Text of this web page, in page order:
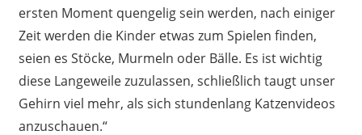
ersten Moment quengelig sein werden, nach einiger
Zeit werden die Kinder etwas zum Spielen finden,
seien es Stöcke, Murmeln oder Bälle. Es ist wichtig
diese Langeweile zuzulassen, schließlich taugt unser
Gehirn viel mehr, als sich stundenlang Katzenvideos
anzuschauen.“